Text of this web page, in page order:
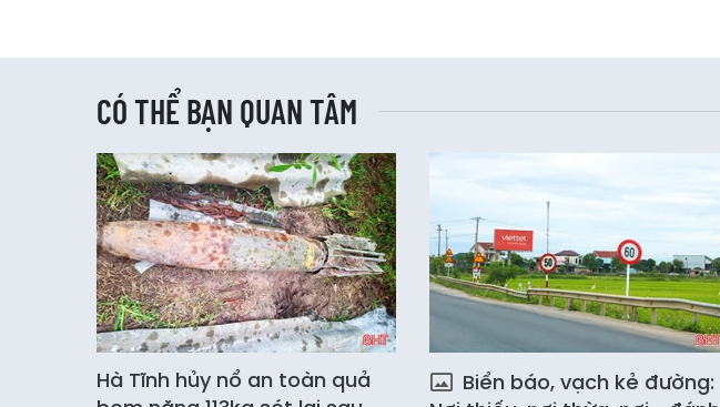
CÓ THỂ BẠN QUAN TÂM
Hà Tĩnh hủy nổ an toàn quả
Biển báo, vạch kẻ đường: